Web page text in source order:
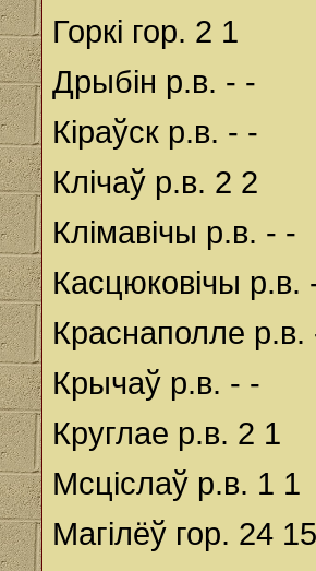
Горкі гор. 2 1
Дрыбін р.в. - -
Кіраўск р.в. - -
Клічаў р.в. 2 2
Клімавічы р.в. - -
Касцюковічы р.в.
Краснаполле р.в.
Крычаў р.в. - -
Круглае р.в. 2 1
Мсціслаў р.в. 1 1
Магілёў гор. 24 15